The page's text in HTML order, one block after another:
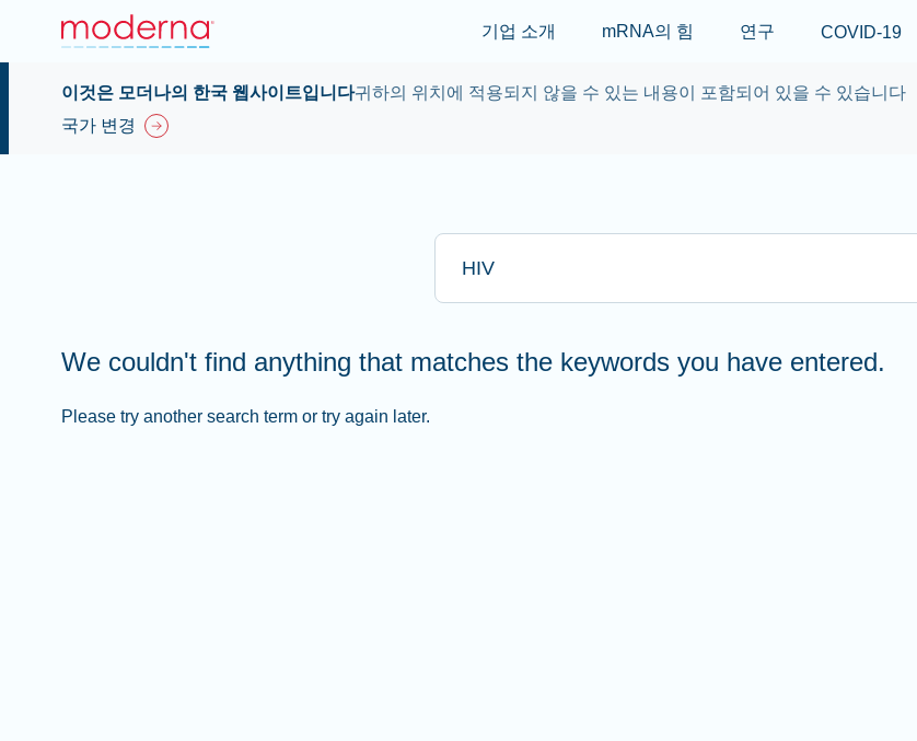
Skip to main content
기업 소개 mRNA의 힘 연구 COVID-19
이것은 모더나의 한국 웹사이트입니다귀하의 위치에 적용되지 않을 수 있는 내용이 포함되어 있을 수 있습니다
국가 변경
Type here to search
We couldn't find anything that matches the keywords you have entered.
Please try another search term or try again later.